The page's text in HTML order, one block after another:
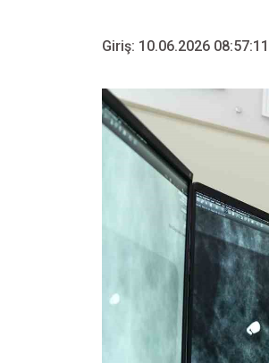
Giriş: 10.06.2026 08:57:11